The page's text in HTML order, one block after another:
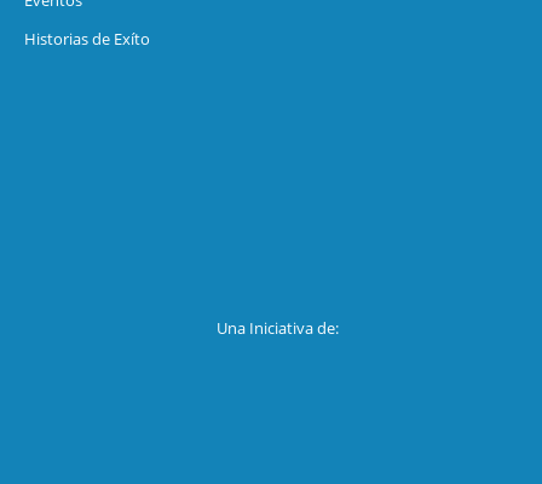
Historias de Exíto
Una Iniciativa de: